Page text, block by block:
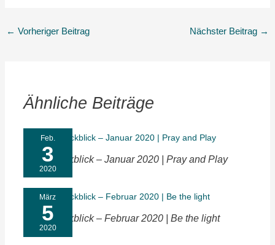
← Vorheriger Beitrag Nächster Beitrag →
Ähnliche Beiträge
Feb.
3
2020
Monatsrückblick – Januar 2020 | Pray and Play
März
5
2020
Monatsrückblick – Februar 2020 | Be the light